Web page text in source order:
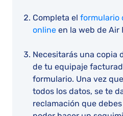
Completa el formulario
online en la web de Air
Necesitarás una copia
de tu equipaje
formulario. Una vez
todos los datos, se te
reclamación que